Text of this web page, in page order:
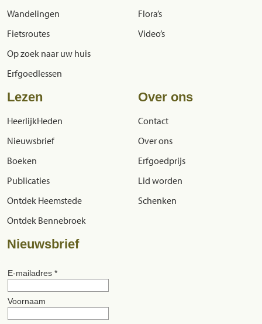
Wandelingen
Fietsroutes
Op zoek naar uw huis
Erfgoedlessen
Flora’s
Video’s
Lezen
HeerlijkHeden
Nieuwsbrief
Boeken
Publicaties
Ontdek Heemstede
Ontdek Bennebroek
Over ons
Contact
Over ons
Erfgoedprijs
Lid worden
Schenken
Nieuwsbrief